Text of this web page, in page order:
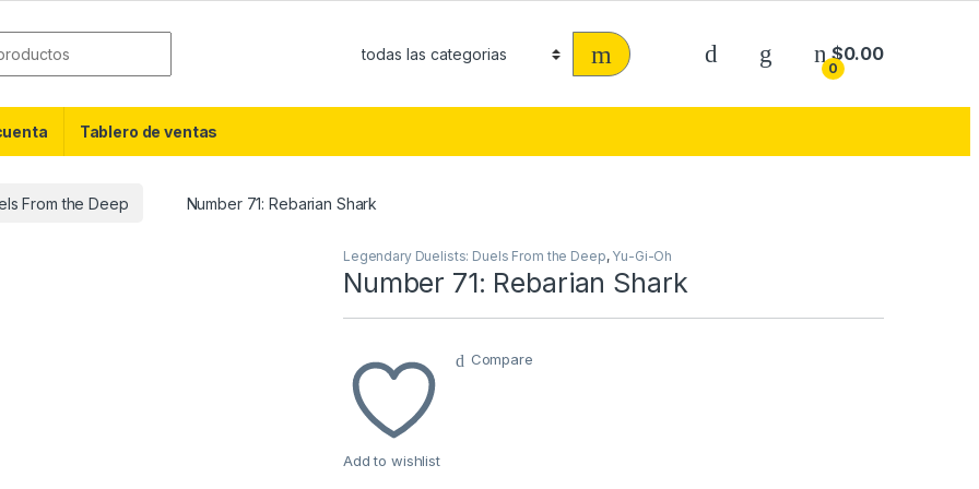
0
$0.00
Tablero de ventas
From the Deep Number 71: Rebarian Shark
Legendary Duelists: Duels From the Deep, Yu-Gi-Oh
Number 71: Rebarian Shark
Add to wishlist
Compare